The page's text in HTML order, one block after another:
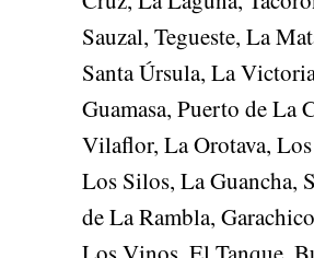
Sauzal, Tegueste, La
Santa Úrsula, La
Guamasa, Puerto de La
Vilaflor, La Orotava, Los
Los Silos, La Guancha,
de La Rambla,